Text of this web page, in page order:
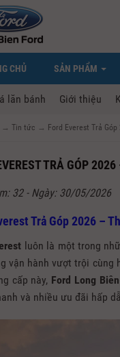
CHỦ SẢN PHẨM
lăn bánh Giới thiệu
→ Tin tức → Ford Everest Trả
TRẢ GÓP
32 - Ngày: 30/05/2026
Trả Góp 2026 –
luôn là một trong
vận hành vượt trội cùng
cấp này, Ford Long Biên
và nhiều ưu đãi hấp